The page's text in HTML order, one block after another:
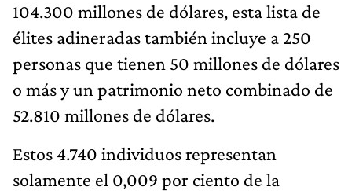
104.300 millones de dólares, esta lista de
élites adineradas también incluye a 250
personas que tienen 50 millones de dólares
o más y un patrimonio neto combinado de
52.810 millones de dólares.
Estos 4.740 individuos representan
solamente el 0,009 por ciento de la